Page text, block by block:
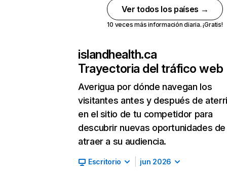
Ver todos los países →
10 veces más información diaria. ¡Gratis!
islandhealth.ca
Trayectoria del tráfico web
Averigua por dónde navegan los
visitantes antes y después de
en el sitio de tu competidor para
descubrir nuevas oportunidades de
atraer a su audiencia.
Escritorio jun 2026